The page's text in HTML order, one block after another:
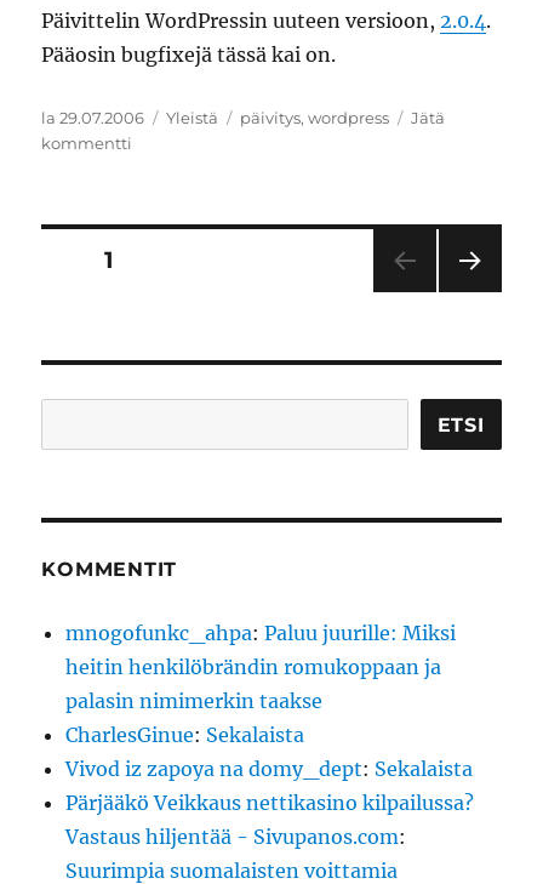
Päivittelin WordPressin uuteen versioon,2.0.4.
Pääosin bugfixejä tässä kai on.
Julkaistu
la 29.07.2006 Kategoriat
Yleistä Avainsanat
päivitys,wordpress
Jätä
kommentti
Artikkelien
SIVU1
SIVU
ETSI
KOMMENTIT
mnogofunkc_ahpa:Paluu juurille: Miksi
heitin henkilöbrändin romukoppaan ja
palasin nimimerkin taakse
CharlesGinue: Sekalaista
Vivod iz zapoya na domy_dept: Sekalaista
Pärjääkö Veikkaus nettikasino kilpailussa?
Vastaus hiljentää - Sivupanos.com:
Suurimpia suomalaisten voittamia